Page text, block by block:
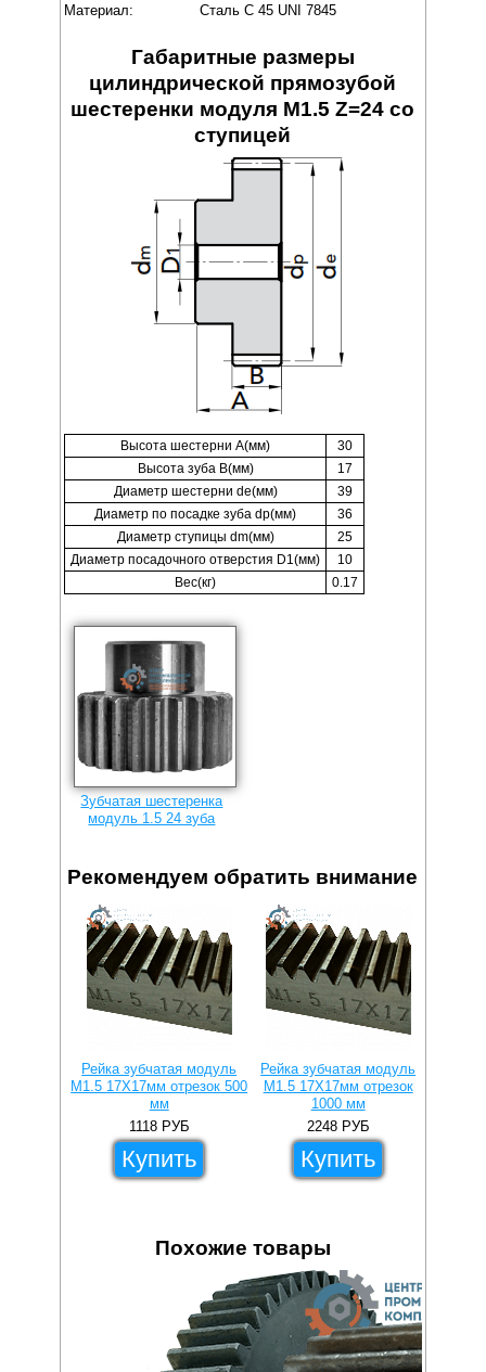
Материал:
Сталь C 45 UNI 7845
Габаритные размеры
цилиндрической прямозубой
шестеренки модуля M1.5 Z=24 со
ступицей
Высота шестерни A(мм)
30
Высота зуба B(мм)
17
Диаметр шестерни de(мм)
39
Диаметр по посадке зуба dp(мм)
36
Диаметр ступицы dm(мм)
25
Диаметр посадочного отверстия D1(мм)
10
Вес(кг)
0.17
Зубчатая шестеренка
модуль 1.5 24 зуба
Рекомендуем обратить внимание
Рейка зубчатая модуль
M1.5 17X17мм отрезок 500
мм
1118 РУБ
Купить
Рейка зубчатая модуль
M1.5 17X17мм отрезок
1000 мм
2248 РУБ
Купить
Похожие товары